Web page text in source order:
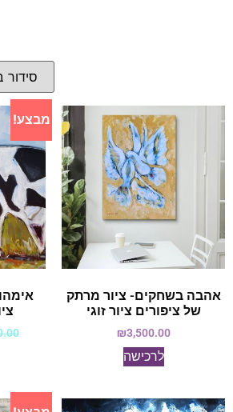
אהבה בשחקים- ציור מרתק
של ציפורים ציור זוגי
₪3,500.00
לרכישה
מבצע!